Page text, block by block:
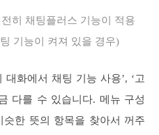
히 채팅플러스 기능이 적용
기능이 켜져 있을 경우)
대화에서 채팅 기능 사용’, ‘고
다를 수 있습니다. 메뉴 구성
한 뜻의 항목을 찾아서 꺼주